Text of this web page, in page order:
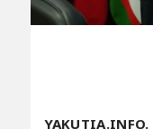
YAKUTIA.INFO.